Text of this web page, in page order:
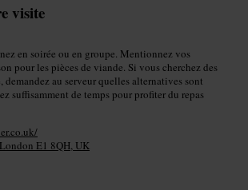
visite
en soirée ou en groupe. Mentionnez vos
pour les pièces de viande. Si vous cherchez des
demandez au serveur quelles alternatives sont
suffisamment de temps pour profiter du repas
E1 8QH, UK